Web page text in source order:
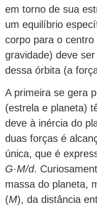
em torno de sua
um equilíbrio
corpo para o
gravidade) deve
dessa órbita (a
A primeira se gera
(estrela e planeta)
deve à inércia do
duas forças é
única, que é
G·M/d.
massa do planeta,
(M), da distância